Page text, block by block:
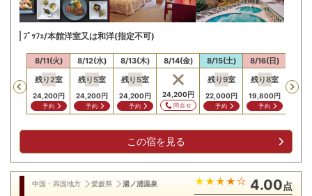
ﾌﾞｯﾌｪ/本館洋室又は和洋(指定不可)
Previous
円
8/11(火)
残り2室
24,200円
予約
8/12(水)
残り 5室
24,200円
予約
8/13(木)
残り 5室
24,200円
予約
8/14(金)
24,200円
問合せ
8/15(土)
残り9室
22,000円
予約
8/16(日)
残り8室
19,800円
予約
残り
この宿を見る
中国・四国地方 愛媛県 湯ノ浦温泉 4.00点